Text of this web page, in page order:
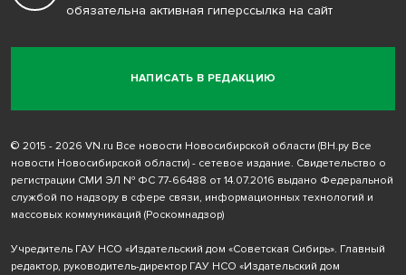
НАПИСАТЬ В РЕДАКЦИЮ
обязательна активная гиперссылка на сайт
© 2015 - 2026 VN.ru Все новости Новосибирской области (ВН.ру Все
новости Новосибирской области) - сетевое издание. Свидетельство о
регистрации СМИ ЭЛ № ФС 77-66488 от 14.07.2016 выдано Федеральной
службой по надзору в сфере связи, информационных технологий и
массовых коммуникаций (Роскомнадзор)
Учредитель ГАУ НСО «Издательский дом «Советская Сибирь». Главный
редактор, руководитель-директор ГАУ НСО «Издательский дом